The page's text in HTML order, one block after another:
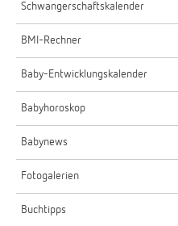
Schwangerschaftskalender
BMI-Rechner
Baby-Entwicklungskalender
Babyhoroskop
Babynews
Fotogalerien
Buchtipps